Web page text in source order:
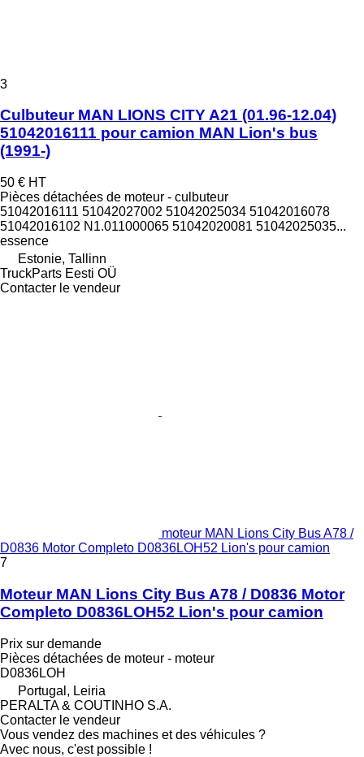
3
Culbuteur MAN LIONS CITY A21 (01.96-12.04)
51042016111 pour camion MAN Lion's bus
(1991-)
50 € HT
Pièces détachées de moteur - culbuteur
51042016111 51042027002 51042025034 51042016078
51042016102 N1.011000065 51042020081 51042025035...
essence
Estonie, Tallinn
TruckParts Eesti OÜ
Contacter le vendeur
moteur MAN Lions City Bus A78 /
D0836 Motor Completo D0836LOH52 Lion's pour camion
7
Moteur MAN Lions City Bus A78 / D0836 Motor
Completo D0836LOH52 Lion's pour camion
Prix sur demande
Pièces détachées de moteur - moteur
D0836LOH
Portugal, Leiria
PERALTA & COUTINHO S.A.
Contacter le vendeur
Vous vendez des machines et des véhicules ?
Avec nous, c'est possible !